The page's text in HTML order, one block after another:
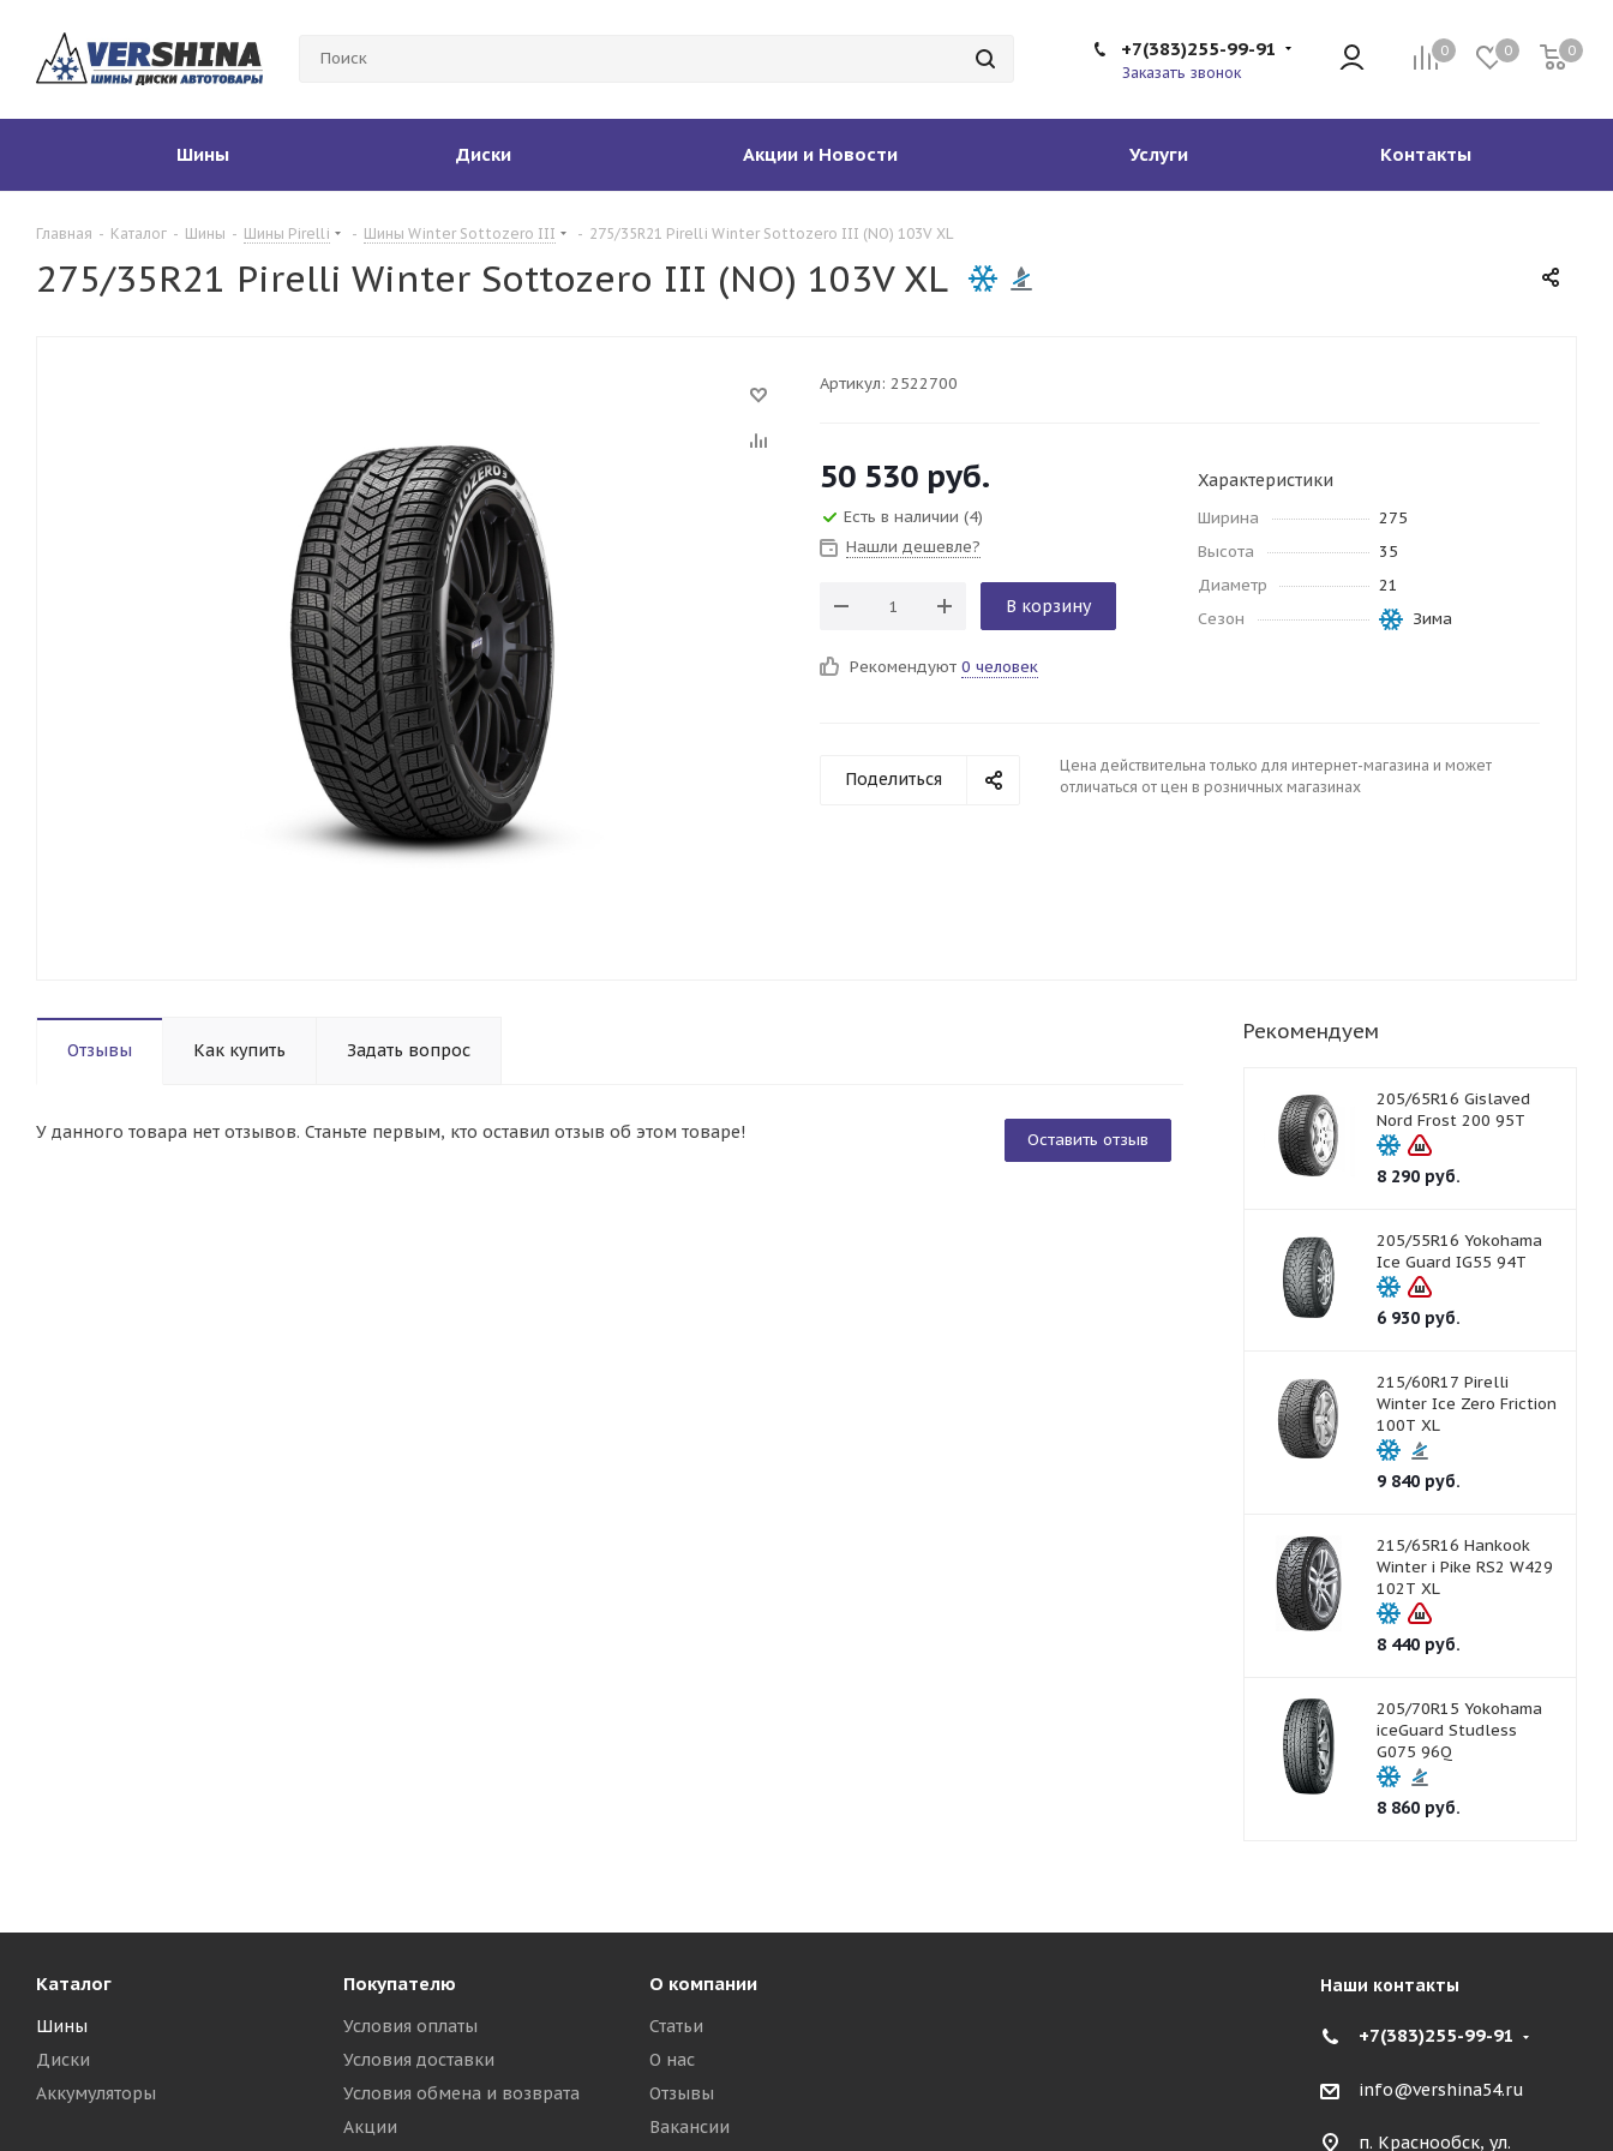
0 0 0
+7(383)255-99-91
Заказать звонок
Шины Диски Акции и Новости Услуги Контакты
Главная - Каталог - Шины - Шины Pirelli - Шины Winter Sottozero III - 275/35R21 Pirelli Winter Sottozero III (NO) 103V XL
275/35R21 Pirelli Winter Sottozero III (NO) 103V XL
Артикул: 2522700
50 530 руб.
Есть в наличии (4)
Нашли дешевле?
В корзину
Рекомендуют 0 человек
Характеристики
Ширина
275
Высота
35
Диаметр
21
Сезон
Зима
Поделиться
Цена действительна только для интернет-магазина и может
отличаться от цен в розничных магазинах
Отзывы Как купить Задать вопрос
Оставить отзыв
У данного товара нет отзывов. Станьте первым, кто оставил отзыв об этом товаре!
Рекомендуем
205/65R16 Gislaved
Nord Frost 200 95T
8 290руб.
205/55R16 Yokohama
Ice Guard IG55 94T
6 930руб.
215/60R17 Pirelli
Winter Ice Zero Friction
100T XL
9 840руб.
215/65R16 Hankook
Winter i Pike RS2 W429
102T XL
8 440руб.
205/70R15 Yokohama
iceGuard Studless
G075 96Q
8 860руб.
Каталог
Шины
Диски
Аккумуляторы
Покупателю
Условия оплаты
Условия доставки
Условия обмена и возврата
Акции
О компании
Статьи
О нас
Отзывы
Вакансии
Наши контакты
+7(383)255-99-91
info@vershina54.ru
п. Краснообск, ул.